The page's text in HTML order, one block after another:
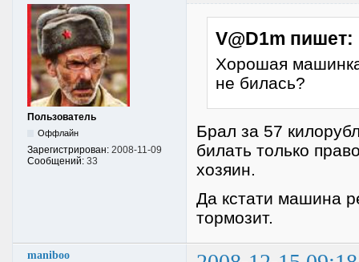
Пользователь
Оффлайн
Зарегистрирован: 2008-11-09
Сообщений: 33
V@D1m пишет:
Хорошая
не билась?
Брал за 57
билать только
хозяин.
Да кстати машина
тормозит.
maniboo